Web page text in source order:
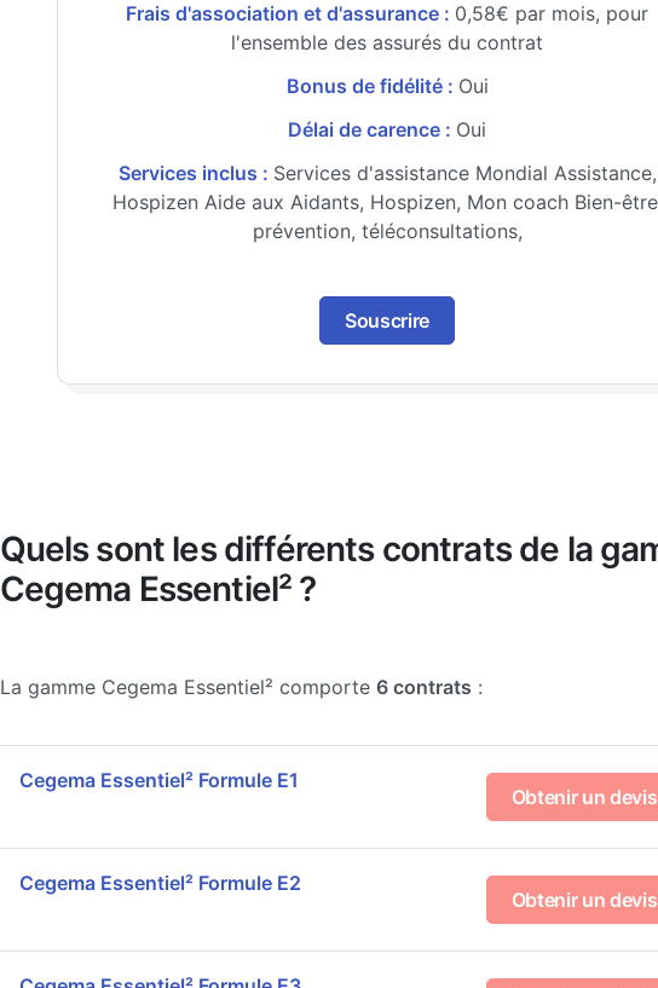
Frais d'association et d'assurance : 0,58€ par mois, pour
l'ensemble des assurés du contrat
Bonus de fidélité : Oui
Délai de carence : Oui
Services inclus : Services d'assistance Mondial Assistance,
Hospizen Aide aux Aidants, Hospizen, Mon coach Bien-
prévention, téléconsultations,
Souscrire
Quels sont les différents contrats de la
Cegema Essentiel² ?
La gamme Cegema Essentiel² comporte 6 contrats :
Cegema Essentiel² Formule E1
Obtenir un devis
Cegema Essentiel² Formule E2
Obtenir un devis